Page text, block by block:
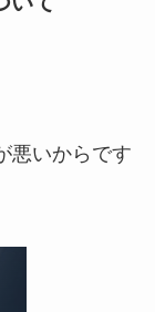
悪いからです